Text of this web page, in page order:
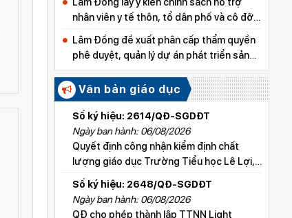
nhân viên y tế thôn, tổ dân phố và cô đỡ
thôn, bản
Lâm Đồng đề xuất phân cấp thẩm quyền
phê duyệt, quản lý dự án phát triển sản
xuất thuộc các chương trình mục tiêu
quốc gia
Văn bản giáo dục
Số ký hiệu: 2614/QĐ-SGDĐT
Ngày ban hành: 06/08/2026
Quyết định công nhận kiểm định chất
lượng giáo dục Trường Tiểu học Lê Lợi,
xã Hoài Đức
Số ký hiệu: 2648/QĐ-SGDĐT
Ngày ban hành: 06/08/2026
QĐ cho phép thành lập TTNN Light